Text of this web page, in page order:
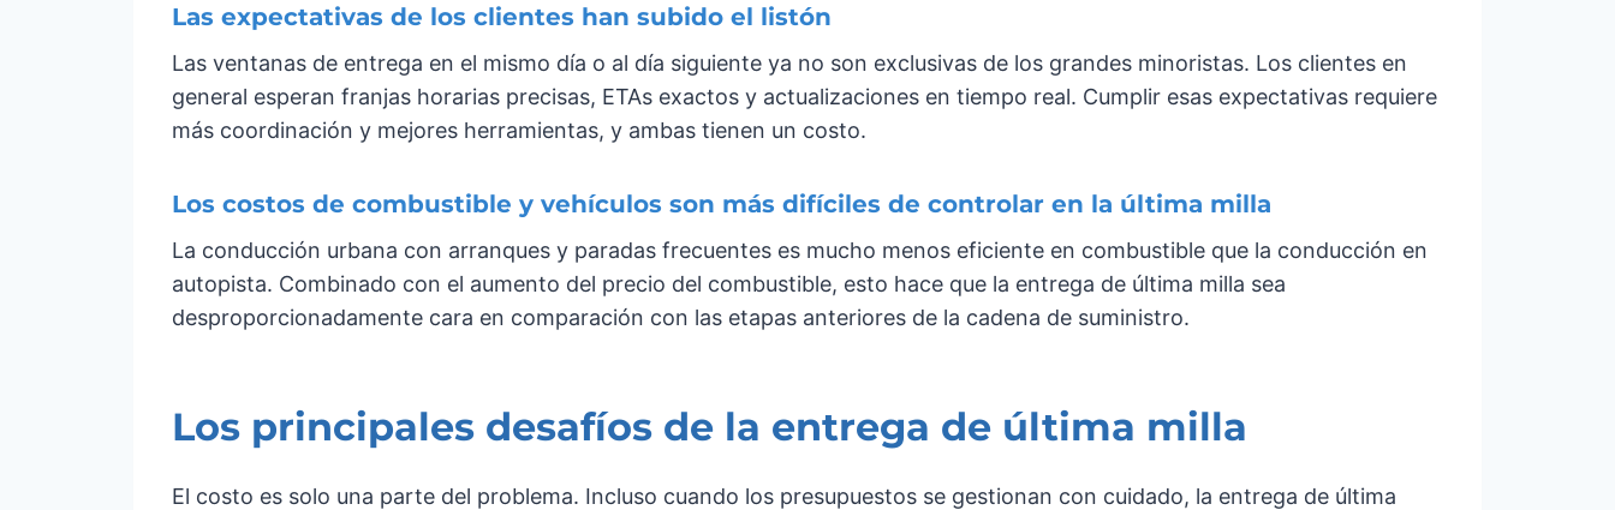
Las expectativas de los clientes han subido el listón
Las ventanas de entrega en el mismo día o al día siguiente ya no son exclusivas de los grandes minoristas. Los clientes en
general esperan franjas horarias precisas, ETAs exactos y actualizaciones en tiempo real. Cumplir esas expectativas requiere
más coordinación y mejores herramientas, y ambas tienen un costo.
Los costos de combustible y vehículos son más difíciles de controlar en la última milla
La conducción urbana con arranques y paradas frecuentes es mucho menos eficiente en combustible que la conducción en
autopista. Combinado con el aumento del precio del combustible, esto hace que la entrega de última milla sea
desproporcionadamente cara en comparación con las etapas anteriores de la cadena de suministro.
Los principales desafíos de la entrega de última milla
El costo es solo una parte del problema. Incluso cuando los presupuestos se gestionan con cuidado, la entrega de última